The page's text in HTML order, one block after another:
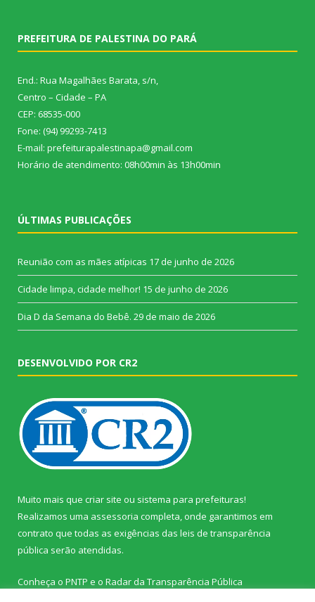
PREFEITURA DE PALESTINA DO PARÁ
End.: Rua Magalhães Barata, s/n,
Centro – Cidade – PA
CEP: 68535-000
Fone: (94) 99293-7413
E-mail: prefeiturapalestinapa@gmail.com
Horário de atendimento: 08h00min às 13h00min
ÚLTIMAS PUBLICAÇÕES
Reunião com as mães atípicas 17 de junho de 2026
Cidade limpa, cidade melhor! 15 de junho de 2026
Dia D da Semana do Bebê. 29 de maio de 2026
DESENVOLVIDO POR CR2
Muito mais que criar site ou sistema para prefeituras!
Realizamos uma assessoria completa, onde garantimos em
contrato que todas as exigências das leis de transparência
pública serão atendidas.
Conheça o PNTP e o Radar da Transparência Pública